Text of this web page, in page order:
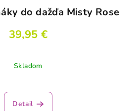
do dažďa Misty Rose
39,95 €
Skladom
Detail